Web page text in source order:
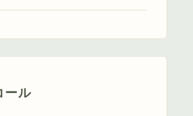
ール